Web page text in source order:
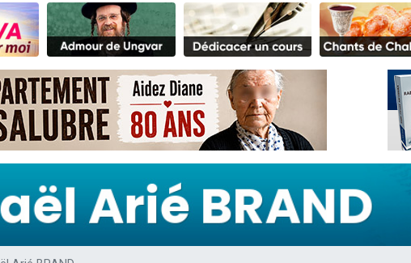
places pour étudier en groupe sur Zoom
son Maasser
de donner son Maasser
viennent de faire un don pour 5 enfants déjà orphelins risquent de perdre leur maman
viennent de faire un don pour Reloger Rivka, 6 enfants, victime de violences...
de demander une bénédiction
places pour étudier en groupe sur Zoom
de nous rejoindre sur WhatsApp
de nous rejoindre sur WhatsApp
de donner son Maasser